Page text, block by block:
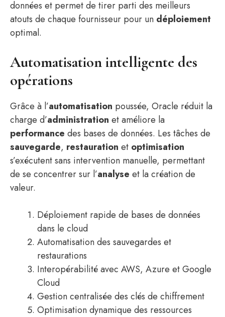
données et permet de tirer parti des meilleurs
atouts de chaque fournisseur pour un déploiement
optimal.
Automatisation intelligente des
opérations
Grâce à l’automatisation poussée, Oracle réduit la
charge d’administration et améliore la
performance des bases de données. Les tâches de
sauvegarde, restauration et optimisation
s’exécutent sans intervention manuelle, permettant
de se concentrer sur l’analyse et la création de
valeur.
Déploiement rapide de bases de données
dans le cloud
Automatisation des sauvegardes et
restaurations
Interopérabilité avec AWS, Azure et Google
Cloud
Gestion centralisée des clés de chiffrement
Optimisation dynamique des ressources